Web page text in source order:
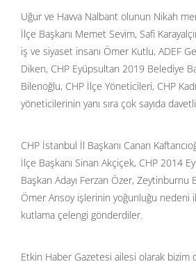
Uğur ve Havva Nalbant olunun Nikah
İlçe Başkanı Memet Sevim, Safi
iş ve siyaset insanı Ömer Kutlu, ADEF
Diken, CHP Eyüpsultan 2019 Belediye
Bilenoğlu, CHP İlçe Yöneticileri, CHP
yöneticilerinin yanı sıra çok sayıda davetli
CHP İstanbul İl Başkanı Canan
İlçe Başkanı Sinan Akçiçek, CHP 2014
Başkan Adayı Ferzan Özer, Zeytinburnu
Ömer Arısoy işlerinin yoğunluğu nedeni
kutlama çelengi gönderdiler.
Etkin Haber Gazetesi ailesi olarak bizim